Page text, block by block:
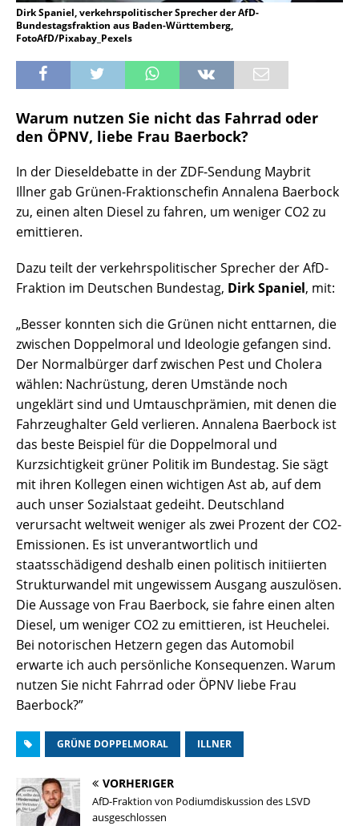
Dirk Spaniel, verkehrspolitischer Sprecher der AfD-
Bundestagsfraktion aus Baden-Württemberg,
FotoAfD/Pixabay_Pexels
Warum nutzen Sie nicht das Fahrrad oder
den ÖPNV, liebe Frau Baerbock?
In der Dieseldebatte in der ZDF-Sendung Maybrit
Illner gab Grünen-Fraktionschefin Annalena Baerbock
zu, einen alten Diesel zu fahren, um weniger CO2 zu
emittieren.
Dazu teilt der verkehrspolitischer Sprecher der AfD-
Fraktion im Deutschen Bundestag, Dirk Spaniel, mit:
„Besser konnten sich die Grünen nicht enttarnen, die
zwischen Doppelmoral und Ideologie gefangen sind.
Der Normalbürger darf zwischen Pest und Cholera
wählen: Nachrüstung, deren Umstände noch
ungeklärt sind und Umtauschprämien, mit denen die
Fahrzeughalter Geld verlieren. Annalena Baerbock ist
das beste Beispiel für die Doppelmoral und
Kurzsichtigkeit grüner Politik im Bundestag. Sie sägt
mit ihren Kollegen einen wichtigen Ast ab, auf dem
auch unser Sozialstaat gedeiht. Deutschland
verursacht weltweit weniger als zwei Prozent der CO2-
Emissionen. Es ist unverantwortlich und
staatsschädigend deshalb einen politisch initiierten
Strukturwandel mit ungewissem Ausgang auszulösen.
Die Aussage von Frau Baerbock, sie fahre einen alten
Diesel, um weniger CO2 zu emittieren, ist Heuchelei.
Bei notorischen Hetzern gegen das Automobil
erwarte ich auch persönliche Konsequenzen. Warum
nutzen Sie nicht Fahrrad oder ÖPNV liebe Frau
Baerbock?”
GRÜNE DOPPELMORAL ILLNER
VORHERIGER
AfD-Fraktion von Podiumdiskussion des LSVD
ausgeschlossen